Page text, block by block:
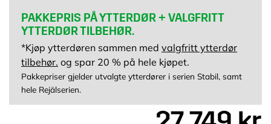
PAKKEPRIS PÅ YTTERDØR + VALGFRITT
YTTERDØR TILBEHØR.
*Kjøp ytterdøren sammen med valgfritt ytterdør
tilbehør. og spar 20 % på hele kjøpet.
Pakkepriser gjelder utvalgte ytterdører i serien Stabil, samt
hele Rejälserien.